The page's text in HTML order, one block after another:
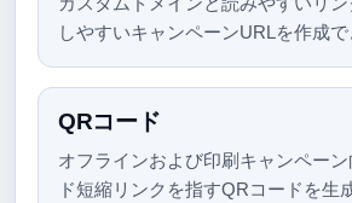
しやすいキャンペーンURLを作成で
QRコード
オフラインおよび印刷キャンペー
ド短縮リンクを指すQRコードを生